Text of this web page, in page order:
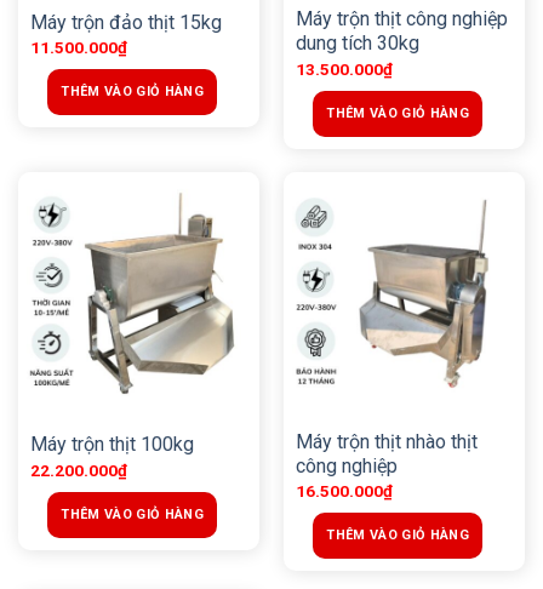
Máy trộn đảo thịt 15kg
11.500.000₫
THÊM VÀO GIỎ HÀNG
Máy trộn thịt công nghiệp
dung tích 30kg
13.500.000₫
THÊM VÀO GIỎ HÀNG
Máy trộn thịt 100kg
22.200.000₫
THÊM VÀO GIỎ HÀNG
Máy trộn thịt nhào thịt
công nghiệp
16.500.000₫
THÊM VÀO GIỎ HÀNG